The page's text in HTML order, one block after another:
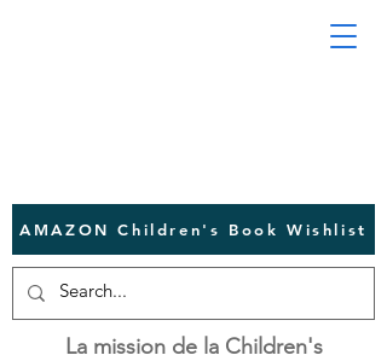
AMAZON Children's Book Wishlist
La mission de la Children's